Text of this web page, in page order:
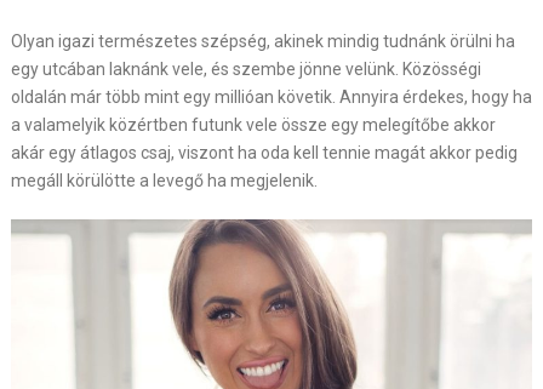
Olyan igazi természetes szépség, akinek mindig tudnánk örülni ha
egy utcában laknánk vele, és szembe jönne velünk. Közösségi
oldalán már több mint egy millióan követik. Annyira érdekes, hogy ha
a valamelyik közértben futunk vele össze egy melegítőbe akkor
akár egy átlagos csaj, viszont ha oda kell tennie magát akkor pedig
megáll körülötte a levegő ha megjelenik.